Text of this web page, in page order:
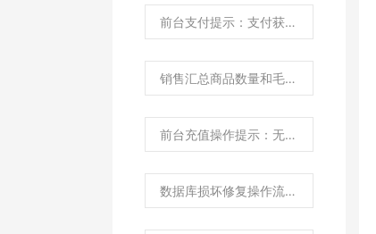
前台支付提示：支付获取结果失败，请到异常订单处理？
销售汇总商品数量和毛利汇总数量不一致原因？
前台充值操作提示：无充值方案？
数据库损坏修复操作流程？